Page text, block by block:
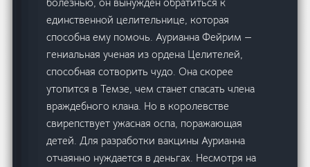
единственной целительнице, которая
способна ему помочь. Аурианна Фейрим —
гениальная ученая из ордена Целителей,
способная сотворить чудо. Она скорее
утопится в Темзе, чем станет спасать члена
враждебного клана. Но в королевстве
свирепствует ужасная оспа, поражающая
детей. Для разработки вакцины Аурианна
отчаянно нуждается в деньгах. Несмотря на